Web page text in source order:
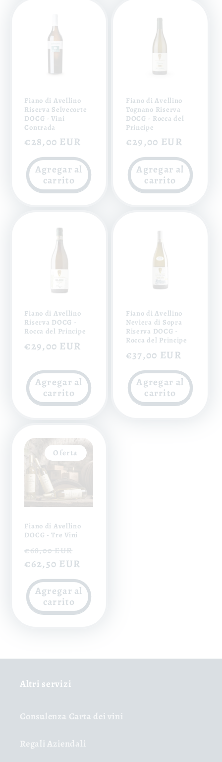
Fiano di Avellino
Riserva Selvecorte
DOCG - Vini
Contrada
Precio
habitual
€28,00 EUR
Agregar al
carrito
Fiano di Avellino
Tognano Riserva
DOCG - Rocca del
Principe
Precio
habitual
€29,00 EUR
Agregar al
carrito
Fiano di Avellino
Riserva DOCG -
Rocca del Principe
Precio
€29,00 EUR
Agregar al
carrito
Fiano di Avellino
Neviera di Sopra
Riserva DOCG -
Rocca del Principe
Precio
habitual
€37,00 EUR
Agregar al
carrito
Oferta
Fiano di Avellino
DOCG - Tre Vini
Precio
habitual
€68,00 EUR
de
oferta
€62,50 EUR
Agregar al
carrito
Altri servizi
Consulenza Carta dei vini
Regali Aziendali